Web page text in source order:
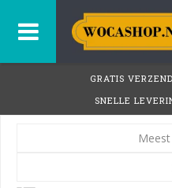
GRATIS
SNELLE